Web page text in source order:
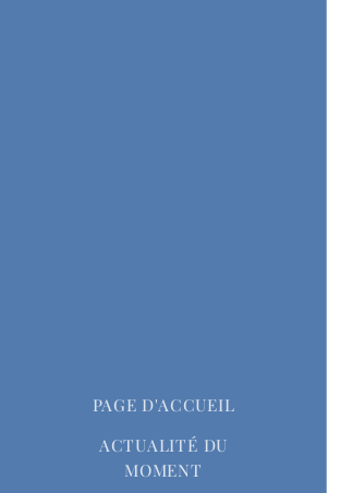
PAGE D'ACCUEIL
ACTUALITÉ DU
MOMENT